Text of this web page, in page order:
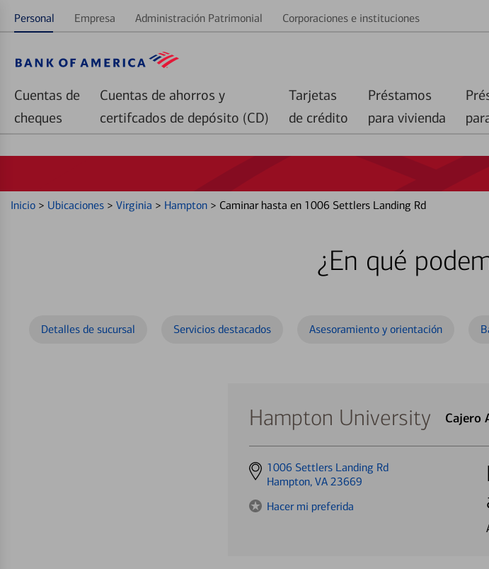
Personal Empresa Administración Patrimonial Corporaciones e instituciones
Cuentas de
cheques
Cuentas de ahorros y
certifcados de depósito (CD)
Tarjetas
de crédito
Préstamos
para vivienda
Inicio > Ubicaciones > Virginia > Hampton > Caminar hasta en 1006 Settlers Landing Rd
¿En qué
Detalles de sucursal Servicios destacados Asesoramiento y orientación
Hampton University Cajero
Get
directions
1006 Settlers Landing Rd
Hampton, VA 23669
Hacer mi preferida